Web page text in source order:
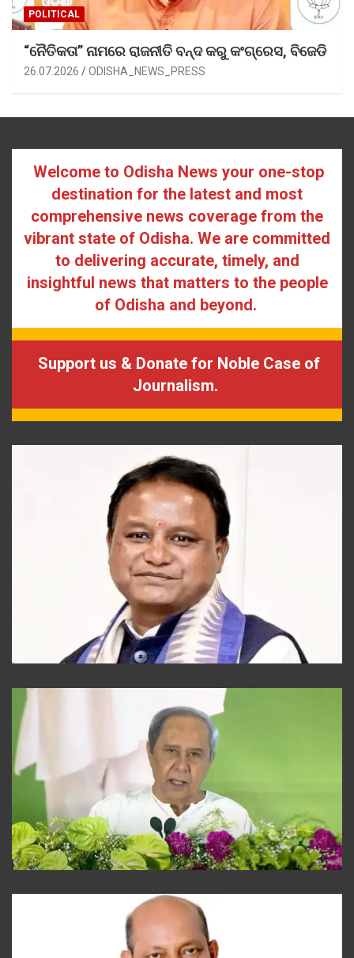
POLITICAL
“ନୈତିକତା” ନାମରେ ରାଜନୀତି ବନ୍ଦ କରୁ କଂଗ୍ରେସ, ବିଜେଡି
26.07.2026 ODISHA_NEWS_PRESS
Welcome to Odisha News your one-stop
destination for the latest and most
comprehensive news coverage from the
vibrant state of Odisha. We are committed
to delivering accurate, timely, and
insightful news that matters to the people
of Odisha and beyond.
Support us & Donate for Noble Case of
Journalism.